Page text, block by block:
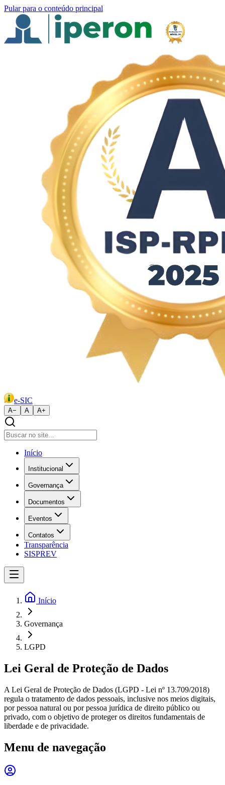
Pular para o conteúdo principal
e-SIC
A− A A+
Início
Institucional
Governança
Documentos
Eventos
Contatos
Transparência
SISPREV
Início
Governança
LGPD
Lei Geral de Proteção de Dados
A Lei Geral de Proteção de Dados (LGPD - Lei nº 13.709/2018)
regula o tratamento de dados pessoais, inclusive nos meios digitais,
por pessoa natural ou por pessoa jurídica de direito público ou
privado, com o objetivo de proteger os direitos fundamentais de
liberdade e de privacidade.
Menu de navegação